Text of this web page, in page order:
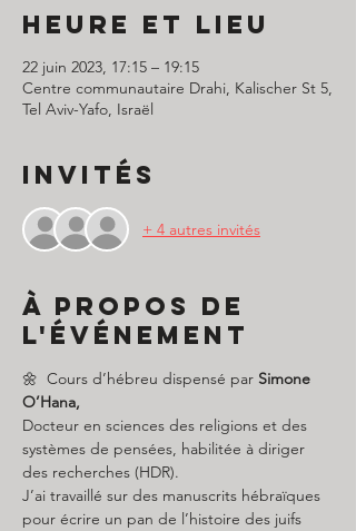
Heure et lieu
22 juin 2023, 17:15 – 19:15
Centre communautaire Drahi, Kalischer St 5,
Tel Aviv-Yafo, Israël
Invités
+ 4 autres invités
À propos de
l'événement
🌼  Cours d’hébreu dispensé par Simone
O’Hana,
Docteur en sciences des religions et des
systèmes de pensées, habilitée à diriger
des recherches (HDR).
J’ai travaillé sur des manuscrits hébraïques
pour écrire un pan de l’histoire des juifs